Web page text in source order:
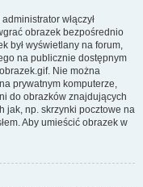
włączył
obrazek bezpośrednio
był wyświetlany na forum,
na publicznie dostępnym
Nie można
prywatnym komputerze,
do obrazków znajdujących
jak, np. skrzynki pocztowe na
Aby umieścić obrazek w